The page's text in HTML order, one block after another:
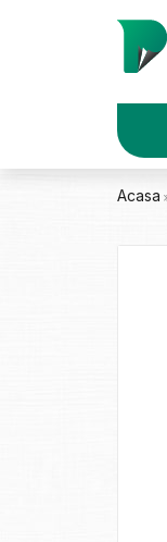
Acasa